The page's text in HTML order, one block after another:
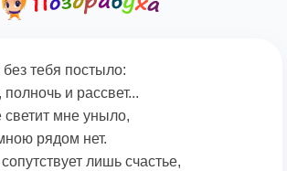
тебя постыло:
и рассвет...
мне уныло,
рядом нет.
лишь счастье,